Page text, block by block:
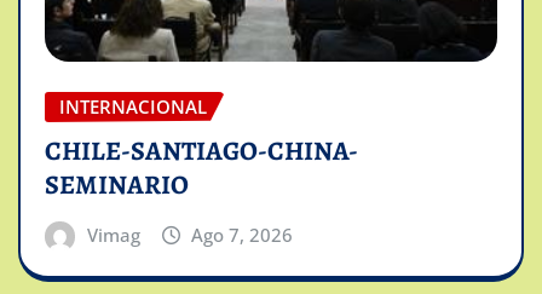
INTERNACIONAL
CHILE-SANTIAGO-CHINA-
SEMINARIO
Vimag Ago 7, 2026